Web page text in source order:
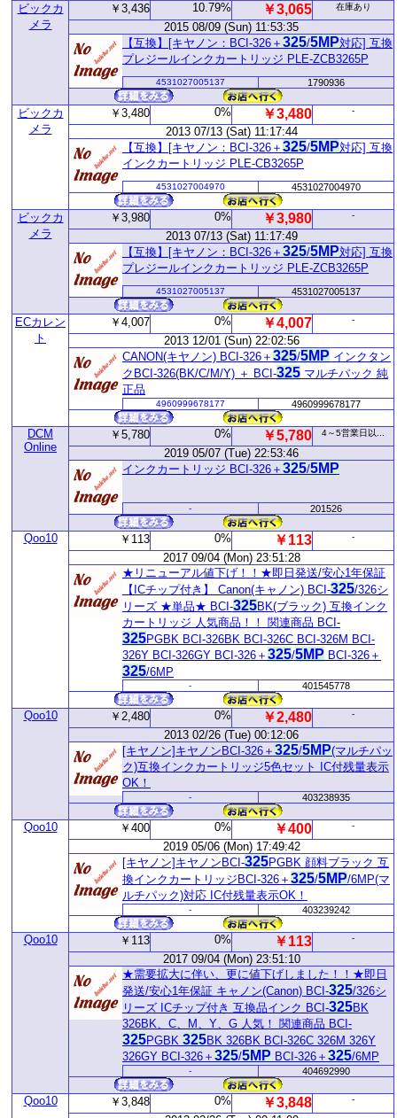
ビックカ
メラ
￥3,436 10.79% ￥3,065 在庫あり
2015 08/09 (Sun) 11:53:35
【互換】[キヤノン：BCI-326＋ 325/5MP対応] 互換
プレジールインクカートリッジ PLE-ZCB3265P
4531027005137 1790936
ビックカ
メラ
￥3,480 0% ￥3,480 -
2013 07/13 (Sat) 11:17:44
【互換】[キヤノン：BCI-326＋ 325/5MP対応] 互換
インクカートリッジ PLE-CB3265P
4531027004970 4531027004970
ビックカ
メラ
￥3,980 0% ￥3,980 -
2013 07/13 (Sat) 11:17:49
【互換】[キヤノン：BCI-326＋ 325/5MP対応] 互換
プレジールインクカートリッジ PLE-ZCB3265P
4531027005137 4531027005137
ECカレン
ト
￥4,007 0% ￥4,007 -
2013 12/01 (Sun) 22:02:56
CANON(キヤノン) BCI-326＋ 325/5MP インクタン
クBCI-326(BK/C/M/Y) ＋ BCI-325 マルチパック 純
正品
4960999678177 4960999678177
DCM
Online
￥5,780 0% ￥5,780 4～5営業日以...
2019 05/07 (Tue) 22:53:46
インクカートリッジ BCI-326＋ 325/5MP
- 201526
Qoo10 ￥113 0% ￥113 -
2017 09/04 (Mon) 23:51:28
★リニューアル値下げ！！★即日発送/安心1年保証
【ICチップ付き】 Canon(キャノン) BCI-325/326シ
リーズ ★単品★ BCI-325BK(ブラック) 互換インク
カートリッジ 人気商品！！ 関連商品 BCI-
325PGBK BCI-326BK BCI-326C BCI-326M BCI-
326Y BCI-326GY BCI-326＋ 325/5MP BCI-326＋
325/6MP
- 401545778
Qoo10 ￥2,480 0% ￥2,480 -
2013 02/26 (Tue) 00:12:06
[キヤノン]キヤノンBCI-326＋ 325/5MP(マルチパッ
ク)互換インクカートリッジ5色セット IC付残量表示
OK！
- 403238935
Qoo10 ￥400 0% ￥400 -
2019 05/06 (Mon) 17:49:42
[キヤノン]キヤノンBCI-325PGBK 顔料ブラック 互
換インクカートリッジBCI-326＋ 325/5MP/6MP(マ
ルチパック)対応 IC付残量表示OK！
- 403239242
Qoo10 ￥113 0% ￥113 -
2017 09/04 (Mon) 23:51:10
★需要拡大に伴い、更に値下げしました！！★即日
発送/安心1年保証 キャノン(Canon) BCI-325/326シ
リーズ ICチップ付き 互換品インク BCI-325BK
326BK、C、M、Y、G 人気！ 関連商品 BCI-
325PGBK 325BK 326BK BCI-326C 326M 326Y
326GY BCI-326＋ 325/5MP BCI-326＋ 325/6MP
- 404692990
Qoo10 ￥3,848 0% ￥3,848 -